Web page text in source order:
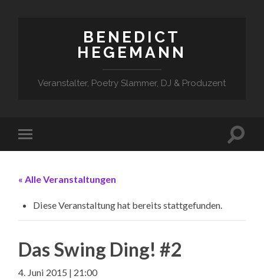
BENEDICT
HEGEMANN
Veranstalter, Poetry Slammer, DJ & Produzent
« Alle Veranstaltungen
Diese Veranstaltung hat bereits stattgefunden.
Das Swing Ding! #2
4. Juni 2015 | 21:00